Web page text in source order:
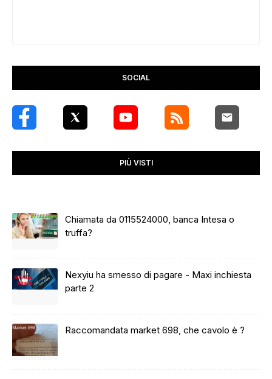
SOCIAL
PIÙ VISTI
Chiamata da 0115524000, banca Intesa o
truffa?
Nexyiu ha smesso di pagare - Maxi inchiesta
parte 2
Raccomandata market 698, che cavolo è ?